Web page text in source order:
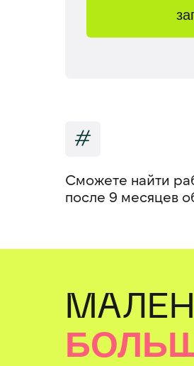
#
Сможете найти
после 9 месяцев